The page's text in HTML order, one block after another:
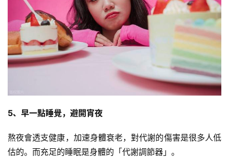
5、早一點睡覺，避開宵夜
熬夜會透支健康，加速身體衰老，對代謝的傷害是很多人低
估的。而充足的睡眠是身體的「代謝調節器」。